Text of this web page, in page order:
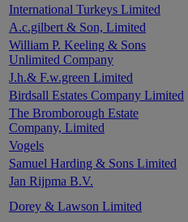
International Turkeys Limited
A.c.gilbert & Son, Limited
William P. Keeling & Sons
Unlimited Company
J.h.& F.w.green Limited
Birdsall Estates Company Limited
The Bromborough Estate
Company, Limited
Vogels
Samuel Harding & Sons Limited
Jan Rijpma B.V.
Dorey & Lawson Limited